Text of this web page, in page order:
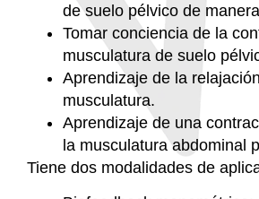
de suelo pélvico de
Tomar conciencia de la
musculatura de suelo
Aprendizaje de la
musculatura.
Aprendizaje de una
la musculatura abdominal
Tiene dos modalidades de